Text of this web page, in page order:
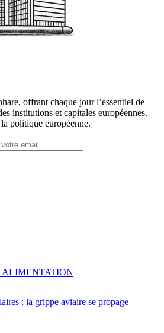
offrant chaque jour l’essentiel de
institutions et capitales européennes.
politique européenne.
: la grippe aviaire se propage